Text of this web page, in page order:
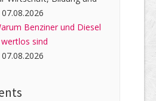
Benziner und Diesel
sind